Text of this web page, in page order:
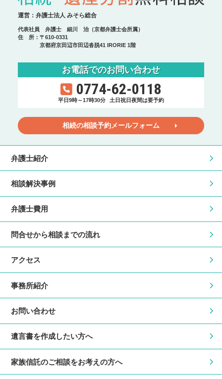
運営：弁護士法人 みそら総合
代表社員 弁護士 細川 治（京都弁護士会所属）
住 所：〒610-0331
京都府京田辺市田辺沓脱41 IRORIE 1階
お電話でのお問い合わせ
0774-62-0118
平日9時～17時30分 土日祝日夜間は要予約
相続の相談予約メールフォーム
弁護士紹介
相談解決事例
弁護士費用
問合せから相談までの流れ
アクセス
事務所紹介
お問い合わせ
遺言書を作成したい方へ
家族信託のご相談をお考えの方へ